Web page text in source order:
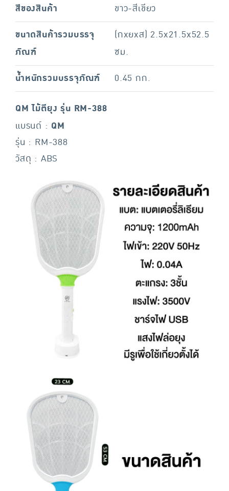
สีของสินค้า
ขาว-สีเขียว
ขนาดสินค้ารวมบรรจุ
ภัณฑ์
(กxยxส) 2.5x21.5x52.5
ซม.
น้ำหนักรวมบรรจุภัณฑ์
0.45 กก.
QM ไม้ตียุง รุ่น RM-388
แบรนด์ : QM
รุ่น : RM-388
วัสดุ : ABS